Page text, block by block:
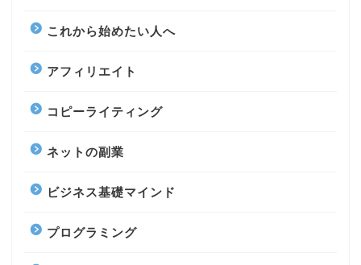
これから始めたい人へ
アフィリエイト
コピーライティング
ネットの副業
ビジネス基礎マインド
プログラミング